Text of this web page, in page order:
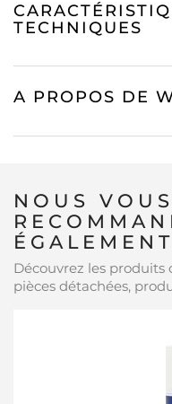
TECHNIQUES
A PROPOS DE
NOUS VOUS
Découvrez les produits
pièces détachées,